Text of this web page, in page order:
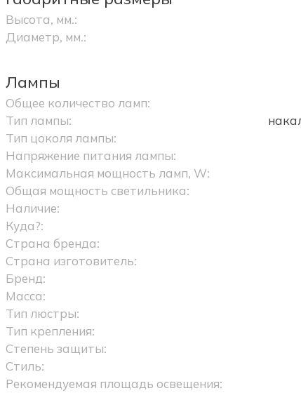
Высота, мм.:
Диаметр, мм.:
Лампы
Общее количество ламп:
Тип лампы:
Тип цоколя лампы:
Напряжение питания лампы:
Максимальная мощность ламп, W:
Общая мощность светильника:
Наличие:
Куда?:
Страна бренда:
Страна изготовитель:
Бренд:
Масса:
Тип люстры:
Тип крепления:
Степень защиты:
Стиль:
Рекомендуемая площадь освещения: